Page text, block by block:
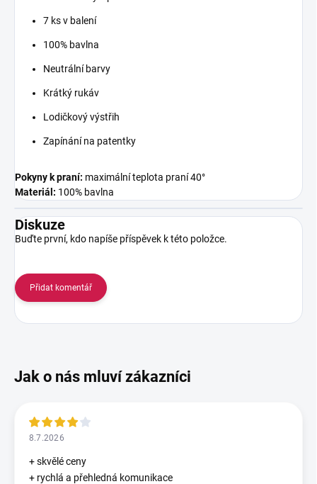
7 ks v balení
100% bavlna
Neutrální barvy
Krátký rukáv
Lodičkový výstřih
Zapínání na patentky
Pokyny k praní: maximální teplota praní 40°
Materiál: 100% bavlna
Diskuze
Buďte první, kdo napíše příspěvek k této položce.
Přidat komentář
8.7.2026
+ skvělé ceny
+ rychlá a přehledná komunikace